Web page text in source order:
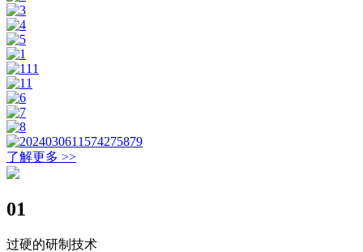
了解更多 >>
01
过硬的研制技术